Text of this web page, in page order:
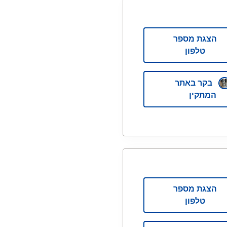
הצגת מספר
טלפון
בקר באתר
המתקין
הצגת מספר
טלפון